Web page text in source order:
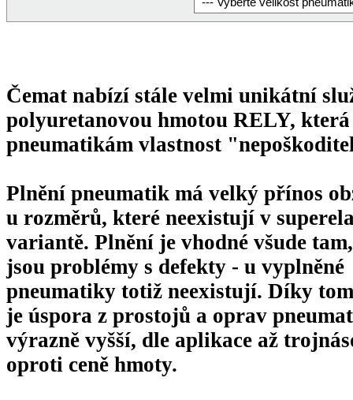
Čemat nabízí stále velmi unikátní
polyuretanovou hmotou RELY,
pneumatikám vlastnost
Plnění pneumatik má velký přínos
u rozměrů, které neexistují v
variantě. Plnění je vhodné všude
jsou problémy s defekty - u vyplněné
pneumatiky totiž neexistují. Díky
je úspora z prostojů a oprav
výrazně vyšší, dle aplikace až
oproti ceně hmoty.